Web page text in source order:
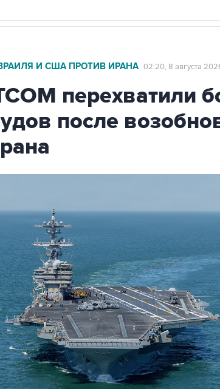
И США ПРОТИВ ИРАНА 02:20, 8 августа
перехватили
после